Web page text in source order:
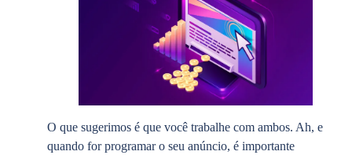
O que sugerimos é que você trabalhe com ambos. Ah, e
quando for programar o seu anúncio, é importante